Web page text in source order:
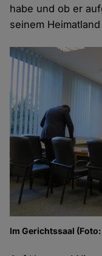
habe und ob er
seinem
Im Gerichtssaal